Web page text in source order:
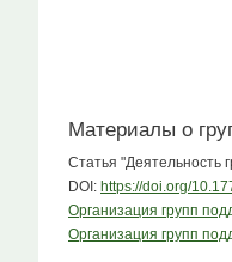
Материалы о
Статья "Деятельность
DOI: https://doi.org/
Организация групп
Организация групп